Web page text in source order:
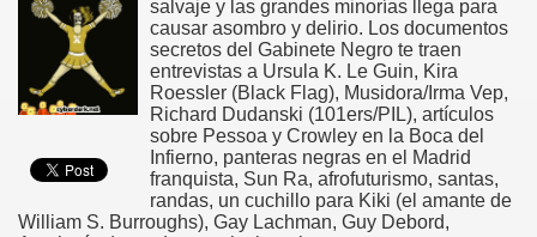
salvaje y las grandes minorías llega para
causar asombro y delirio. Los documentos
secretos del Gabinete Negro te traen
entrevistas a Ursula K. Le Guin, Kira
Roessler (Black Flag), Musidora/Irma Vep,
Richard Dudanski (101ers/PIL), artículos
sobre Pessoa y Crowley en la Boca del
Infierno, panteras negras en el Madrid
franquista, Sun Ra, afrofuturismo, santas,
randas, un cuchillo para Kiki (el amante de
William S. Burroughs), Gay Lachman, Guy Debord,